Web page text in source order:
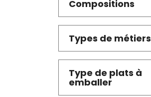
Compositions
Types de métiers
Type de plats à
emballer